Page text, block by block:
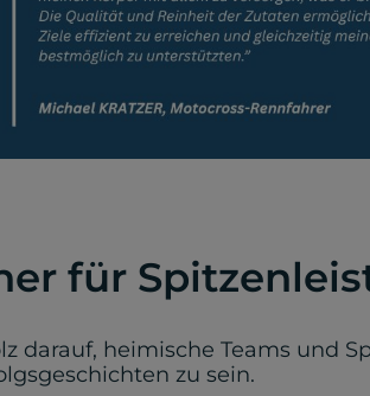
für
darauf, heimische Teams und
zu sein.